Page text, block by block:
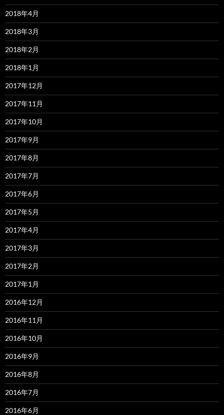
2018年4月
2018年3月
2018年2月
2018年1月
2017年12月
2017年11月
2017年10月
2017年9月
2017年8月
2017年7月
2017年6月
2017年5月
2017年4月
2017年3月
2017年2月
2017年1月
2016年12月
2016年11月
2016年10月
2016年9月
2016年8月
2016年7月
2016年6月